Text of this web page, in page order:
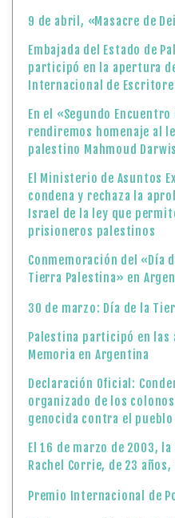
9 de abril, «Masacre de
Embajada del Estado de
participó en la apertura
Internacional de
En el «Segundo
rendiremos homenaje al
palestino Mahmoud
El Ministerio de Asuntos
condena y rechaza la
Israel de la ley que
prisioneros palestinos
Conmemoración del «Día
Tierra Palestina» en
30 de marzo: Día de la
Palestina participó en las
Memoria en Argentina
Declaración Oficial:
organizado de los
genocida contra el
El 16 de marzo de 2003,
Rachel Corrie, de 23
Premio Internacional de